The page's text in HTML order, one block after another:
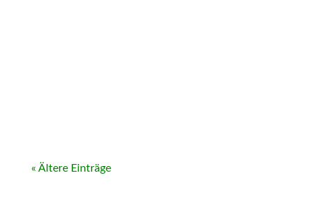
« Ältere Einträge